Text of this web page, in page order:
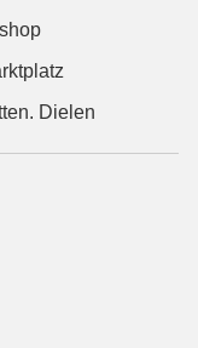
Dielen